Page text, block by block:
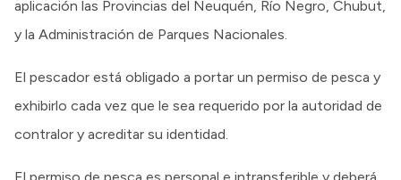
aplicación las Provincias del Neuquén, Río Negro, Chubut,
y la Administración de Parques Nacionales.
El pescador está obligado a portar un permiso de pesca y
exhibirlo cada vez que le sea requerido por la autoridad de
contralor y acreditar su identidad.